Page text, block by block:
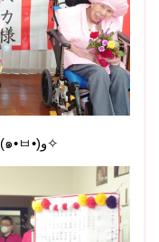
(๑•ㅂ•)و✧